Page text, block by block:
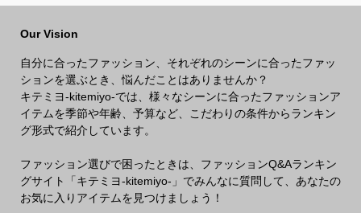
Our Vision
自分に合ったファッション、それぞれのシーンに合ったファッ
ションを選ぶとき、悩んだことはありませんか？
キテミヨ-kitemiyo-では、様々なシーンに合ったファッションア
イテムを季節や年齢、予算など、こだわりの条件からランキン
グ形式で紹介しています。
ファッション選びで困ったときは、ファッションQ&Aランキン
グサイト「キテミヨ-kitemiyo-」でみんなに質問して、あなたの
お気に入りアイテムを見つけましょう！